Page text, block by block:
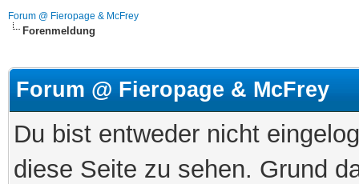
Forum @ Fieropage & McFrey
Forenmeldung
Forum @ Fieropage & McFrey
Du bist entweder nicht
diese Seite zu sehen. Grund